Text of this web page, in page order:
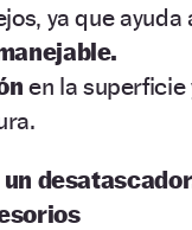
ya que ayuda
en la superficie